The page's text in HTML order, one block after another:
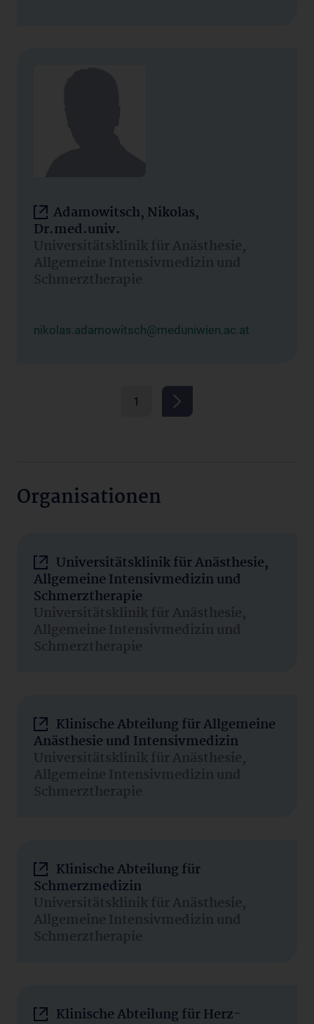
Adamowitsch, Nikolas,
Dr.med.univ.
Universitätsklinik für Anästhesie,
Allgemeine Intensivmedizin und
Schmerztherapie
nikolas.adamowitsch@meduniwien.ac.at
1
Organisationen
Universitätsklinik für Anästhesie,
Allgemeine Intensivmedizin und
Schmerztherapie
Universitätsklinik für Anästhesie,
Allgemeine Intensivmedizin und
Schmerztherapie
Klinische Abteilung für Allgemeine
Anästhesie und Intensivmedizin
Universitätsklinik für Anästhesie,
Allgemeine Intensivmedizin und
Schmerztherapie
Klinische Abteilung für
Schmerzmedizin
Universitätsklinik für Anästhesie,
Allgemeine Intensivmedizin und
Schmerztherapie
Klinische Abteilung für Herz-